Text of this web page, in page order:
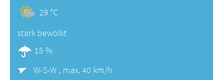
29 °C
stark bewölkt
15 %
W-S-W , max. 40 km/h